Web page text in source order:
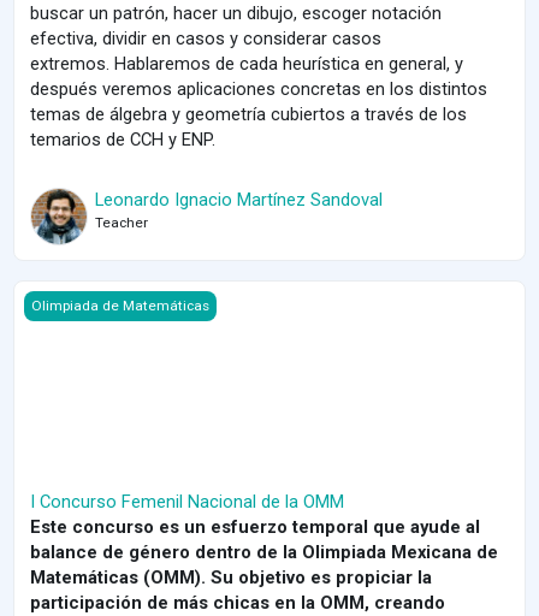
buscar un patrón, hacer un dibujo, escoger notación
efectiva, dividir en casos y considerar casos
extremos. Hablaremos de cada heurística en general, y
después veremos aplicaciones concretas en los distintos
temas de álgebra y geometría cubiertos a través de los
temarios de CCH y ENP.
Leonardo Ignacio Martínez Sandoval
Teacher
Course image I Concurso Femenil Nacional de la OMM
Olimpiada de Matemáticas
I Concurso Femenil Nacional de la OMM
Este concurso es un esfuerzo temporal que ayude al
balance de género dentro de la Olimpiada Mexicana de
Matemáticas (OMM). Su objetivo es propiciar la
participación de más chicas en la OMM, creando